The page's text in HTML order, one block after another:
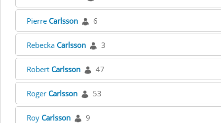
Pierre Carlsson 6
Rebecka Carlsson 3
Robert Carlsson 47
Roger Carlsson 53
Roy Carlsson 9